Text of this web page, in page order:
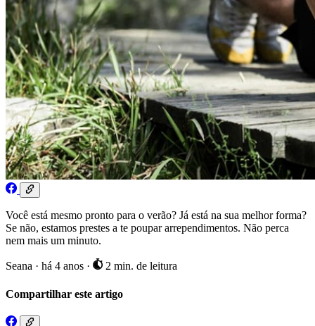
Você está mesmo pronto para o verão? Já está na sua melhor forma?
Se não, estamos prestes a te poupar arrependimentos. Não perca
nem mais um minuto.
Seana · há 4 anos · 2 min. de leitura
Compartilhar este artigo